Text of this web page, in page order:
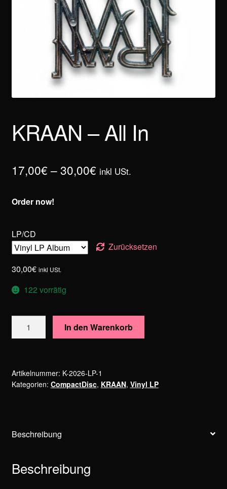
KRAAN – All In
17,00€–30,00€Preisspanne:
inkl USt.
Order now!
LP/CD
Zurücksetzen
30,00€ inkl USt.
122 vorrätig
Menge
In den Warenkorb
Artikelnummer: K-2026-LP-1
Kategorien: CompactDisc, KRAAN, Vinyl LP
Beschreibung
Beschreibung